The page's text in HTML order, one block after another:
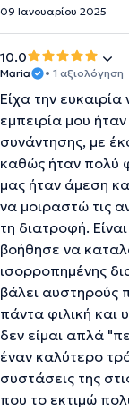
09 Ιανουαρίου 2025
10.0
Maria • 1 αξιολόγηση
Είχα την
εμπειρία μου
συνάντησης, με
καθώς ήταν πολύ
μας ήταν άμεση
να μοιραστώ τις
τη διατροφή.
βοήθησε να
ισορροπημένης
βάλει αυστηρούς
πάντα φιλική και
δεν είμαι απλά
έναν καλύτερο
συστάσεις της
που το εκτιμώ